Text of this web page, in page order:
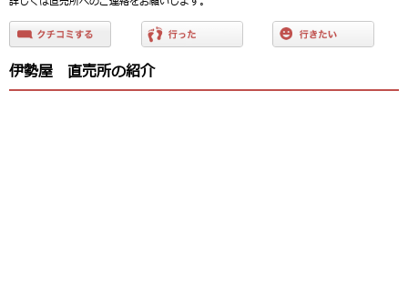
伊勢屋 直売所の紹介